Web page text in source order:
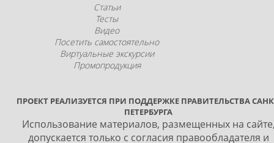
Статьи
Тесты
Видео
Посетить самостоятельно
Виртуальные экскурсии
Промопродукция
ПРОЕКТ РЕАЛИЗУЕТСЯ ПРИ ПОДДЕРЖКЕ ПРАВИТЕЛЬСТВА
ПЕТЕРБУРГА
Использование материалов, размещенных на
допускается только с согласия правообладателя и